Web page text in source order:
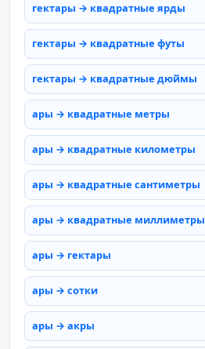
гектары → квадратные ярды
гектары → квадратные футы
гектары → квадратные дюймы
ары → квадратные метры
ары → квадратные километры
ары → квадратные сантиметры
ары → квадратные миллиметры
ары → гектары
ары → сотки
ары → акры